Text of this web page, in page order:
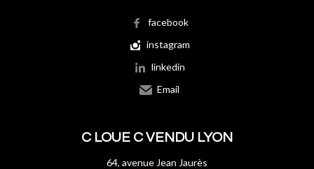
facebook
instagram
linkedin
Email
C LOUE C VENDU LYON
64, avenue Jean Jaurès